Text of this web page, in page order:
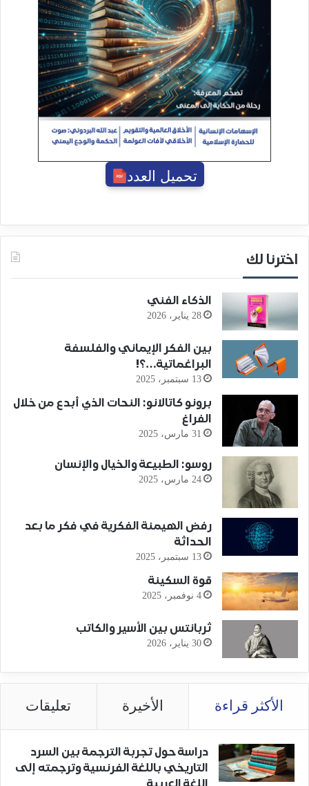
تحميل العدد
اخترنا لك
الذكاء الفني
28 يناير، 2026
بين الفكر الإيماني والفلسفة
البراغماتية…؟!
13 سبتمبر، 2025
برونو كاتالانو: النحات الذي أبدع من خلال
الفراغ
31 مارس، 2025
روسو: الطبيعة والخيال والإنسان
24 مارس، 2025
رفض الهيمنة الفكرية في فكر ما بعد
الحداثة
13 سبتمبر، 2025
قوة السكينة
4 نوفمبر، 2025
ثربانتس بين الأسير والكاتب
30 يناير، 2026
الأكثر قراءة الأخيرة تعليقات
دراسة حول تجربة الترجمة بين السرد
التاريخي باللغة الفرنسية وترجمته إلى